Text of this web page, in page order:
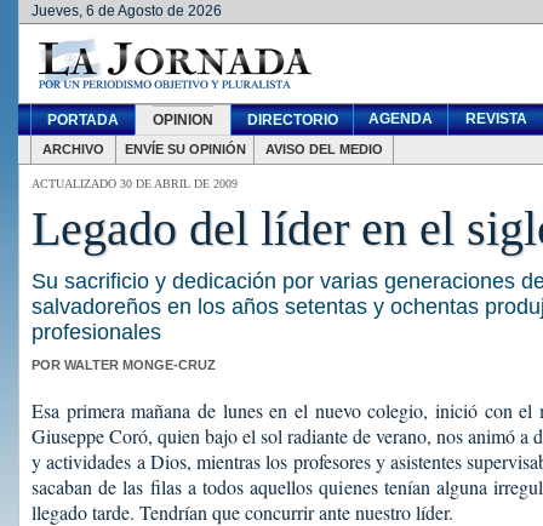
Jueves, 6 de Agosto de 2026
PORTADA OPINION DIRECTORIO AGENDA REVISTA
ARCHIVO ENVÍE SU OPINIÓN AVISO DEL MEDIO
ACTUALIZADO 30 DE ABRIL DE 2009
Legado del líder en el
Su sacrificio y dedicación por varias generaciones
salvadoreños en los años setentas y ochentas
profesionales
POR WALTER MONGE-CRUZ
Esa primera mañana de lunes en el nuevo colegio, inició con el
Giuseppe Coró, quien bajo el sol radiante de verano, nos animó a
y actividades a Dios, mientras los profesores y asistentes
sacaban de las filas a todos aquellos quienes tenían alguna
llegado tarde. Tendrían que concurrir ante nuestro líder.